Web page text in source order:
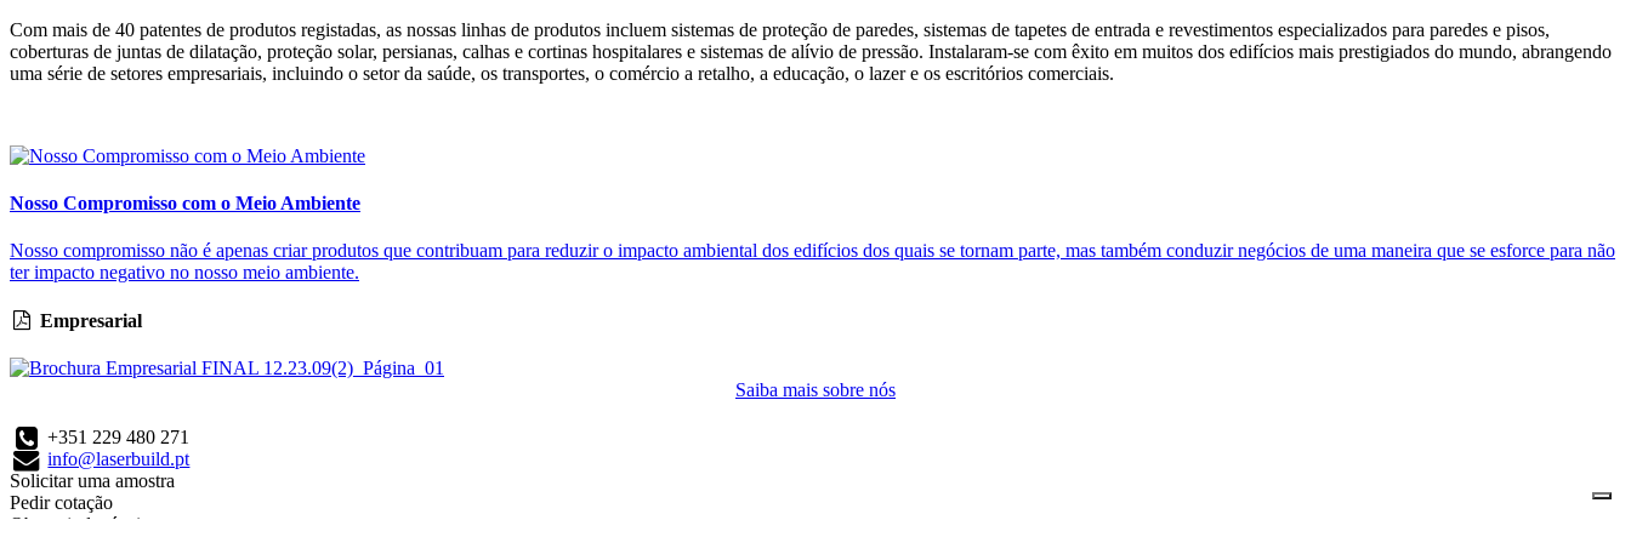
Com mais de 40 patentes de produtos registadas, as nossas linhas de produtos incluem sistemas de proteção de paredes, sistemas de tapetes de entrada e revestimentos especializados para paredes e pisos,
coberturas de juntas de dilatação, proteção solar, persianas, calhas e cortinas hospitalares e sistemas de alívio de pressão. Instalaram-se com êxito em muitos dos edifícios mais prestigiados do mundo, abrangendo
uma série de setores empresariais, incluindo o setor da saúde, os transportes, o comércio a retalho, a educação, o lazer e os escritórios comerciais.
Nosso Compromisso com o Meio Ambiente
Nosso compromisso não é apenas criar produtos que contribuam para reduzir o impacto ambiental dos edifícios dos quais se tornam parte, mas também conduzir negócios de uma maneira que se esforce para não
ter impacto negativo no nosso meio ambiente.
Empresarial
Saiba mais sobre nós
+351 229 480 271
info@laserbuild.pt
Solicitar uma amostra
Pedir cotação
Obter ajuda técnica